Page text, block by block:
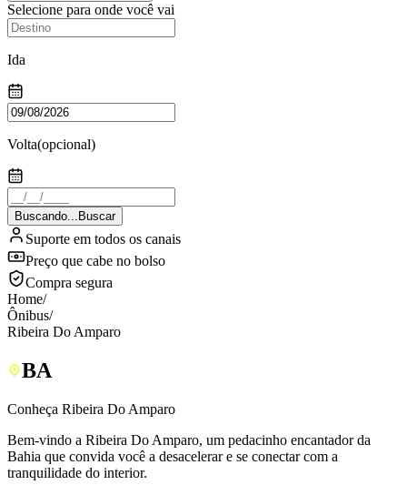
Selecione para onde você vai
Ida
Volta(opcional)
Buscando... Buscar
Suporte em todos os canais
Preço que cabe no bolso
Compra segura
Home/
Ônibus/
Ribeira Do Amparo
BA
Conheça Ribeira Do Amparo
Bem-vindo a Ribeira Do Amparo, um pedacinho encantador da
Bahia que convida você a desacelerar e se conectar com a
tranquilidade do interior.